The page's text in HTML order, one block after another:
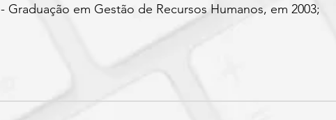
Graduação em Gestão de Recursos Humanos, em 2003;